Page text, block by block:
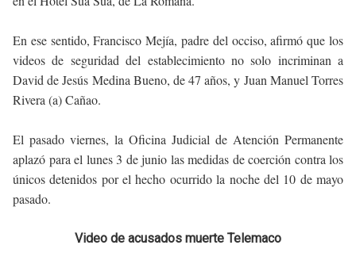
En ese sentido, Francisco Mejía, padre del occiso, afirmó que los
videos de seguridad del establecimiento no solo incriminan a
David de Jesús Medina Bueno, de 47 años, y Juan Manuel Torres
Rivera (a) Cañao.
El pasado viernes, la Oficina Judicial de Atención Permanente
aplazó para el lunes 3 de junio las medidas de coerción contra los
únicos detenidos por el hecho ocurrido la noche del 10 de mayo
pasado.
Video de acusados muerte Telemaco